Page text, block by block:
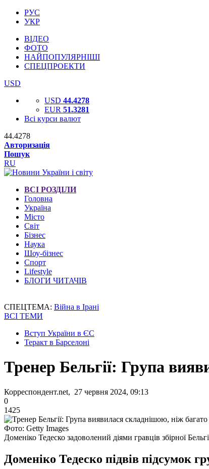
РУС
УКР
ВІДЕО
ФОТО
НАЙПОПУЛЯРНІШІ
СПЕЦПРОЕКТИ
USD
USD 44.4278
EUR 51.3281
Всі курси валют
44.4278
Авторизація
Пошук
RU
ВСІ РОЗДІЛИ
Головна
Україна
Місто
Світ
Бізнес
Наука
Шоу-бізнес
Спорт
Lifestyle
БЛОГИ ЧИТАЧІВ
СПЕЦТЕМА: Війна в Ірані
ВСІ ТЕМИ
Вступ України в ЄС
Теракт в Барселоні
Тренер Бельгії: Група
Корреспондент.net, 27 червня 2024, 09:13
0
1425
Фото: Getty Images
Доменіко Тедеско задоволений діями гравців збірної
Доменіко Тедеско підвів підсумок